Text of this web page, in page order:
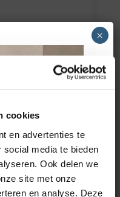
cookies
en advertenties te
media te bieden
Ook delen we
site met onze
en analyse. Deze
Plus
×